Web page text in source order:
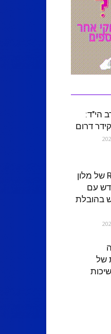
הי"ד:
דרום
מסעדת ה-RoofTop של מלון
עם
בהובלת
של